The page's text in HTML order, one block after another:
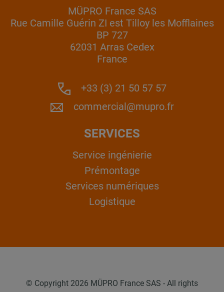
MÜPRO France SAS
Rue Camille Guérin ZI est Tilloy les Mofflaines
BP 727
62031 Arras Cedex
France
+33 (3) 21 50 57 57
commercial@mupro.fr
SERVICES
Service ingénierie
Prémontage
Services numériques
Logistique
© Copyright 2026 MÜPRO France SAS - All rights